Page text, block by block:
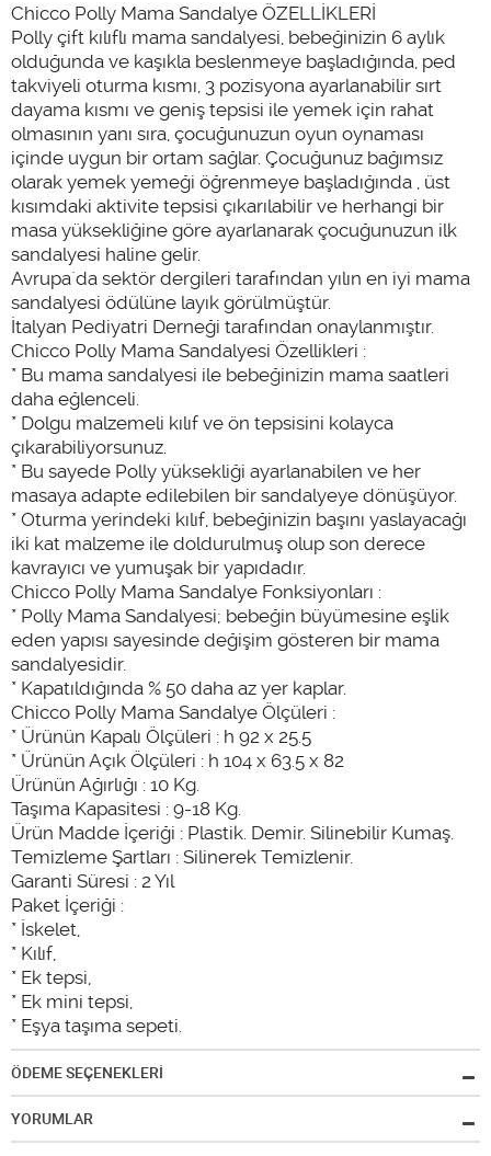
Chicco Polly Mama Sandalye ÖZELLİKLERİ
Polly çift kılıflı mama sandalyesi, bebeğinizin 6 aylık
olduğunda ve kaşıkla beslenmeye başladığında, ped
takviyeli oturma kısmı, 3 pozisyona ayarlanabilir sırt
dayama kısmı ve geniş tepsisi ile yemek için rahat
olmasının yanı sıra, çocuğunuzun oyun oynaması
içinde uygun bir ortam sağlar. Çocuğunuz bağımsız
olarak yemek yemeği öğrenmeye başladığında , üst
kısımdaki aktivite tepsisi çıkarılabilir ve herhangi bir
masa yüksekliğine göre ayarlanarak çocuğunuzun ilk
sandalyesi haline gelir.
Avrupa`da sektör dergileri tarafından yılın en iyi mama
sandalyesi ödülüne layık görülmüştür.
İtalyan Pediyatri Derneği tarafından onaylanmıştır.
Chicco Polly Mama Sandalyesi Özellikleri :
* Bu mama sandalyesi ile bebeğinizin mama saatleri
daha eğlenceli.
* Dolgu malzemeli kılıf ve ön tepsisini kolayca
çıkarabiliyorsunuz.
* Bu sayede Polly yüksekliği ayarlanabilen ve her
masaya adapte edilebilen bir sandalyeye dönüşüyor.
* Oturma yerindeki kılıf, bebeğinizin başını yaslayacağı
iki kat malzeme ile doldurulmuş olup son derece
kavrayıcı ve yumuşak bir yapıdadır.
Chicco Polly Mama Sandalye Fonksiyonları :
* Polly Mama Sandalyesi; bebeğin büyümesine eşlik
eden yapısı sayesinde değişim gösteren bir mama
sandalyesidir.
* Kapatıldığında % 50 daha az yer kaplar.
Chicco Polly Mama Sandalye Ölçüleri :
* Ürünün Kapalı Ölçüleri : h 92 x 25.5
* Ürünün Açık Ölçüleri : h 104 x 63.5 x 82
Ürünün Ağırlığı : 10 Kg.
Taşıma Kapasitesi : 9-18 Kg.
Ürün Madde İçeriği : Plastik. Demir. Silinebilir Kumaş.
Temizleme Şartları : Silinerek Temizlenir.
Garanti Süresi : 2 Yıl
Paket İçeriği :
* İskelet,
* Kılıf,
* Ek tepsi,
* Ek mini tepsi,
* Eşya taşıma sepeti.
ÖDEME SEÇENEKLERİ
YORUMLAR